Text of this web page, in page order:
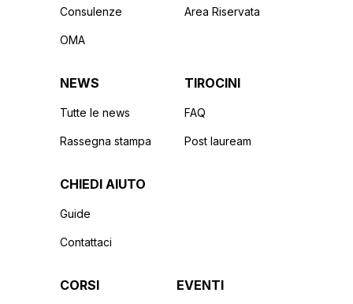
Consulenze
OMA
Area Riservata
NEWS
Tutte le news
Rassegna stampa
TIROCINI
FAQ
Post lauream
CHIEDI AIUTO
Guide
Contattaci
CORSI EVENTI